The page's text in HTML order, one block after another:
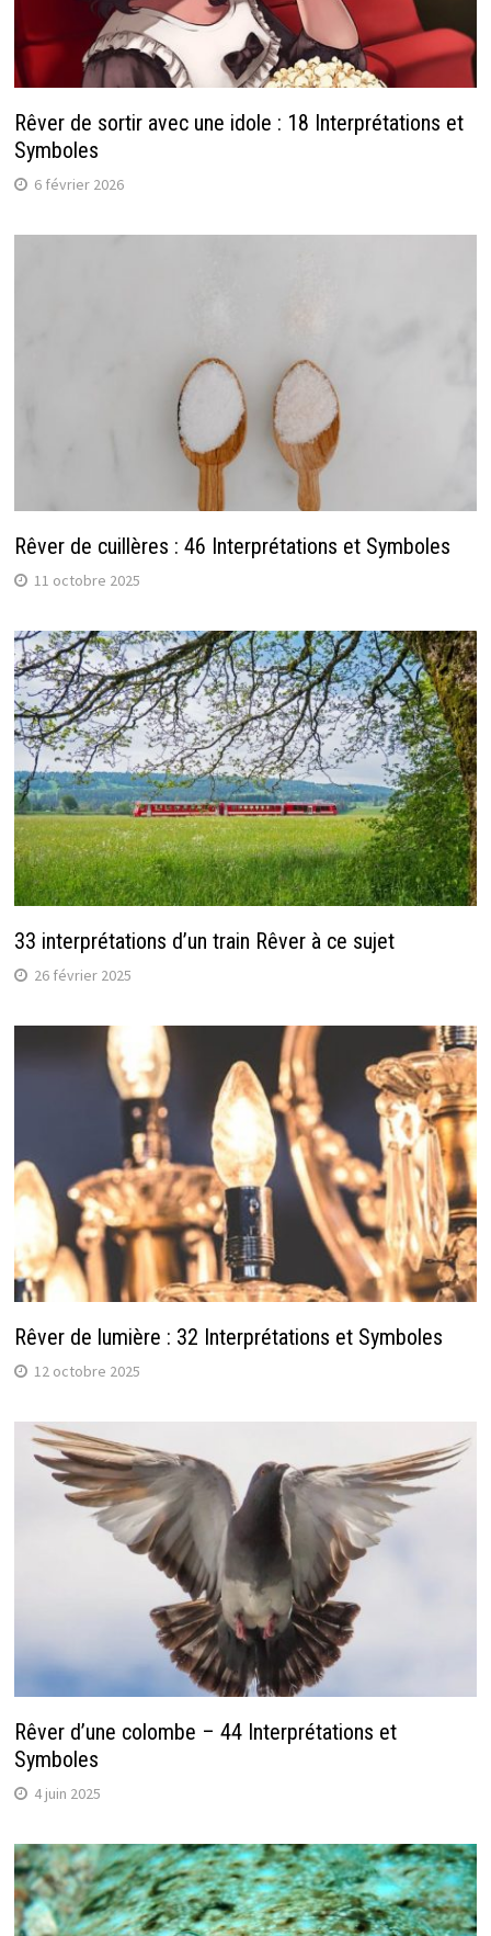
Rêver de sortir avec une idole : 18 Interprétations et
Symboles
6 février 2026
Rêver de cuillères : 46 Interprétations et Symboles
11 octobre 2025
33 interprétations d’un train Rêver à ce sujet
26 février 2025
Rêver de lumière : 32 Interprétations et Symboles
12 octobre 2025
Rêver d’une colombe – 44 Interprétations et
Symboles
4 juin 2025